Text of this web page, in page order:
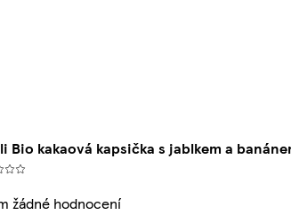
Bio kakaová kapsička s jablkem a
žádné hodnocení